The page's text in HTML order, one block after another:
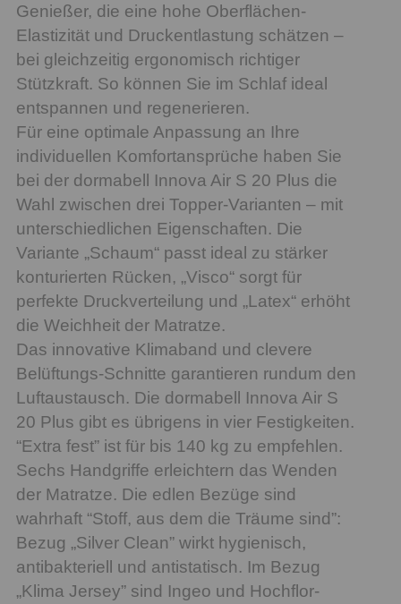
Genießer, die eine hohe Oberflächen-
Elastizität und Druckentlastung schätzen –
bei gleichzeitig ergonomisch richtiger
Stützkraft. So können Sie im Schlaf ideal
entspannen und regenerieren.
Für eine optimale Anpassung an Ihre
individuellen Komfortansprüche haben Sie
bei der dormabell Innova Air S 20 Plus die
Wahl zwischen drei Topper-Varianten – mit
unterschiedlichen Eigenschaften. Die
Variante „Schaum“ passt ideal zu stärker
konturierten Rücken, „Visco“ sorgt für
perfekte Druckverteilung und „Latex“ erhöht
die Weichheit der Matratze.
Das innovative Klimaband und clevere
Belüftungs-Schnitte garantieren rundum den
Luftaustausch. Die dormabell Innova Air S
20 Plus gibt es übrigens in vier Festigkeiten.
“Extra fest” ist für bis 140 kg zu empfehlen.
Sechs Handgriffe erleichtern das Wenden
der Matratze. Die edlen Bezüge sind
wahrhaft “Stoff, aus dem die Träume sind”:
Bezug „Silver Clean” wirkt hygienisch,
antibakteriell und antistatisch. Im Bezug
„Klima Jersey” sind Ingeo und Hochflor-